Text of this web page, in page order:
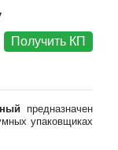
Получить КП
предназначен
упаковщиках